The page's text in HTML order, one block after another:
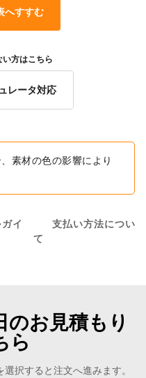
へすすむ
い方はこちら
レータ対応
素材の色の影響により
イ
支払い方法につい
て
のお見積もり
ら
択すると注文へ進みます。